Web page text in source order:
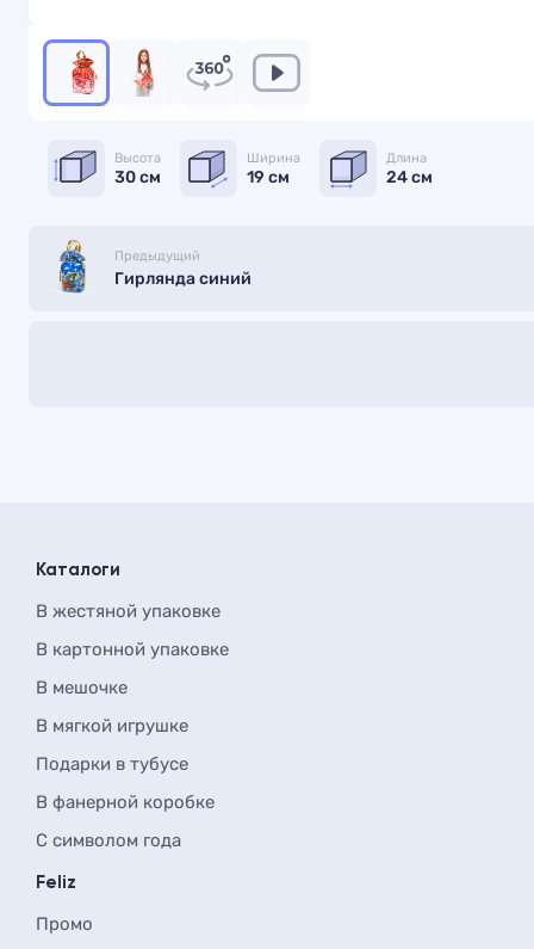
Высота
30 см
Ширина
19 см
Длина
24 см
Предыдущий
Гирлянда синий
Каталоги
В жестяной упаковке
В картонной упаковке
В мешочке
В мягкой игрушке
Подарки в тубусе
В фанерной коробке
С символом года
Feliz
Промо